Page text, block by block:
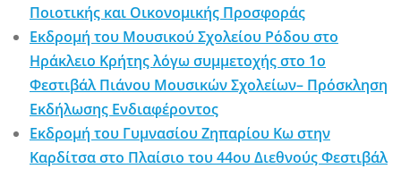
Ποιοτικής και Οικονομικής Προσφοράς
Εκδρομή του Μουσικού Σχολείου Ρόδου στο
Ηράκλειο Κρήτης λόγω συμμετοχής στο 1ο
Φεστιβάλ Πιάνου Μουσικών Σχολείων– Πρόσκληση
Εκδήλωσης Ενδιαφέροντος
Εκδρομή του Γυμνασίου Ζηπαρίου Κω στην
Καρδίτσα στο Πλαίσιο του 44ου Διεθνούς Φεστιβάλ